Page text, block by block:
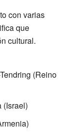
con varias
que
cultural.
(Reino
(Israel)